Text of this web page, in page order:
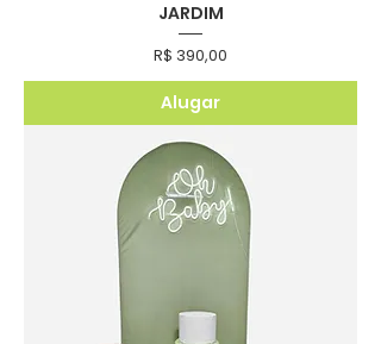
JARDIM
Preço
R$ 390,00
Alugar